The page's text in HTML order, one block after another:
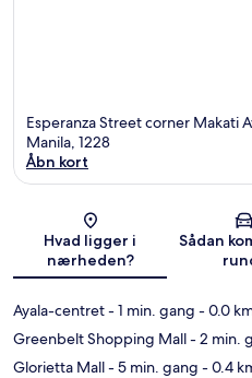
Esperanza Street corner Makati
Manila, 1228
Åbn kort
Hvad ligger i
nærheden?
Sådan
Ayala-centret- 1 min. gang - 0.0
Greenbelt Shopping Mall- 2 min.
Glorietta Mall- 5 min. gang - 0.4